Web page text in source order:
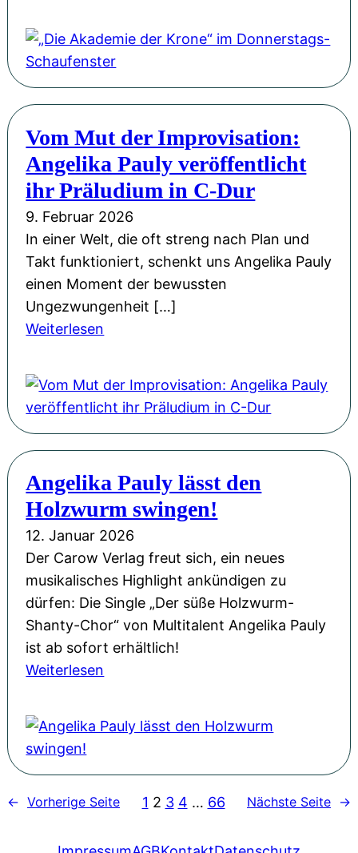
n
S
o
u
n
d
!
N
a
h
i
c
h
t
e
n
B
u
c
o
:
M
u
l
t
i
m
e
i
a
F
n
t
a
s
y
-
L
e
s
n
t
i
e
a
d
e
m
e
r
K
o
n
e
“
i
m
D
o
n
n
e
r
s
t
g
c
Vom Mut der Improvisation:
Angelika Pauly veröffentlicht
ihr Präludium in C-Dur
9. Februar 2026
In einer Welt, die oft streng nach Plan und
Takt funktioniert, schenkt uns Angelika Pauly
einen Moment der bewussten
Ungezwungenheit […]
Weiterlesen
m
M
u
d
e
r
I
m
p
r
o
a
i
o
Angelika Pauly lässt den
Holzwurm swingen!
12. Januar 2026
Der Carow Verlag freut sich, ein neues
musikalisches Highlight ankündigen zu
dürfen: Die Single „Der süße Holzwurm-
Shanty-Chor“ von Multitalent Angelika Pauly
ist ab sofort erhältlich!
Weiterlesen
g
l
i
a
← Vorherige Seite 1 2 3 4 … 66 Nächste Seite →